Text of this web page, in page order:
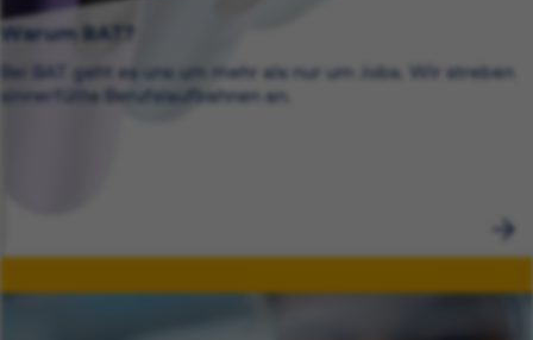
Warum BAT?
Bei BAT geht es uns um mehr als nur um Jobs. Wir streben
sinnerfüllte Berufslaufbahnen an.